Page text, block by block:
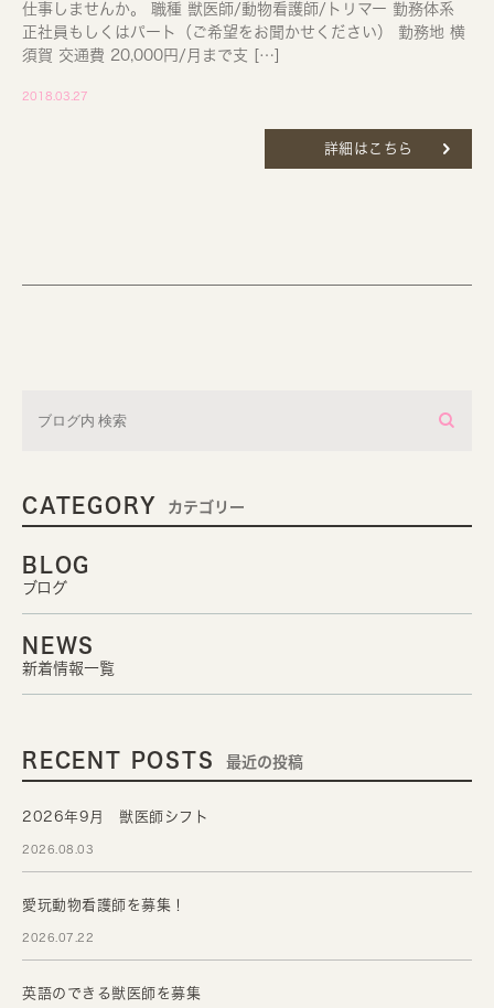
仕事しませんか。 職種 獣医師/動物看護師/トリマー 勤務体系
正社員もしくはパート（ご希望をお聞かせください） 勤務地 横
須賀 交通費 20,000円/月まで支 […]
2018.03.27
詳細はこちら
CATEGORY カテゴリー
BLOG
ブログ
NEWS
新着情報一覧
RECENT POSTS 最近の投稿
2026年9月 獣医師シフト
2026.08.03
愛玩動物看護師を募集！
2026.07.22
英語のできる獣医師を募集